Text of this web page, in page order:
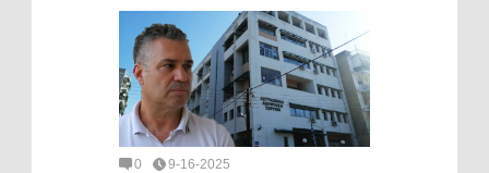
0 9-16-2025